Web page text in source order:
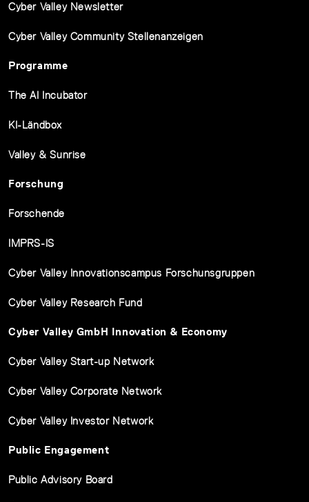
Cyber Valley Newsletter
Cyber Valley Community Stellenanzeigen
Programme
The AI Incubator
KI-Ländbox
Valley & Sunrise
Forschung
Forschende
IMPRS-IS
Cyber Valley Innovationscampus Forschunsgruppen
Cyber Valley Research Fund
Cyber Valley GmbH Innovation & Economy
Cyber Valley Start-up Network
Cyber Valley Corporate Network
Cyber Valley Investor Network
Public Engagement
Public Advisory Board